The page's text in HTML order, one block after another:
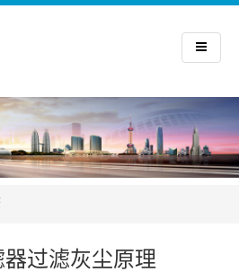
过滤灰尘原理